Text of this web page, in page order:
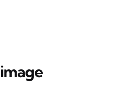
image